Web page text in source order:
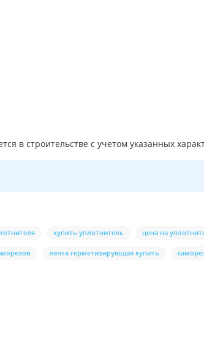
в строительстве с учетом указанных
купить уплотнитель цена на
лента герметизирующая купить